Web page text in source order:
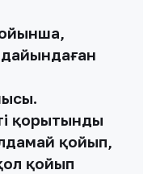
қорытынды
қойып,
қойып